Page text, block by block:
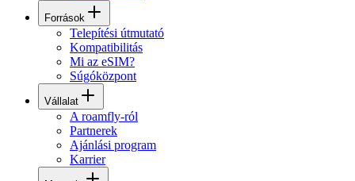
Források
Telepítési útmutató
Kompatibilitás
Mi az eSIM?
Súgóközpont
Vállalat
A roamfly-ról
Partnerek
Ajánlási program
Karrier